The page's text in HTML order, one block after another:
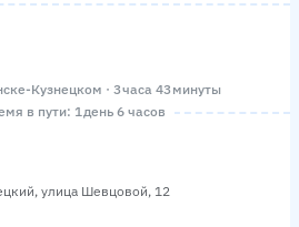
Кузнецком · 3 часа 43 минуты
в пути: 1 день 6 часов
улица Шевцовой, 12